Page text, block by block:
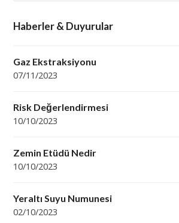
Haberler & Duyurular
Gaz Ekstraksiyonu
07/11/2023
Risk Değerlendirmesi
10/10/2023
Zemin Etüdü Nedir
10/10/2023
Yeraltı Suyu Numunesi
02/10/2023